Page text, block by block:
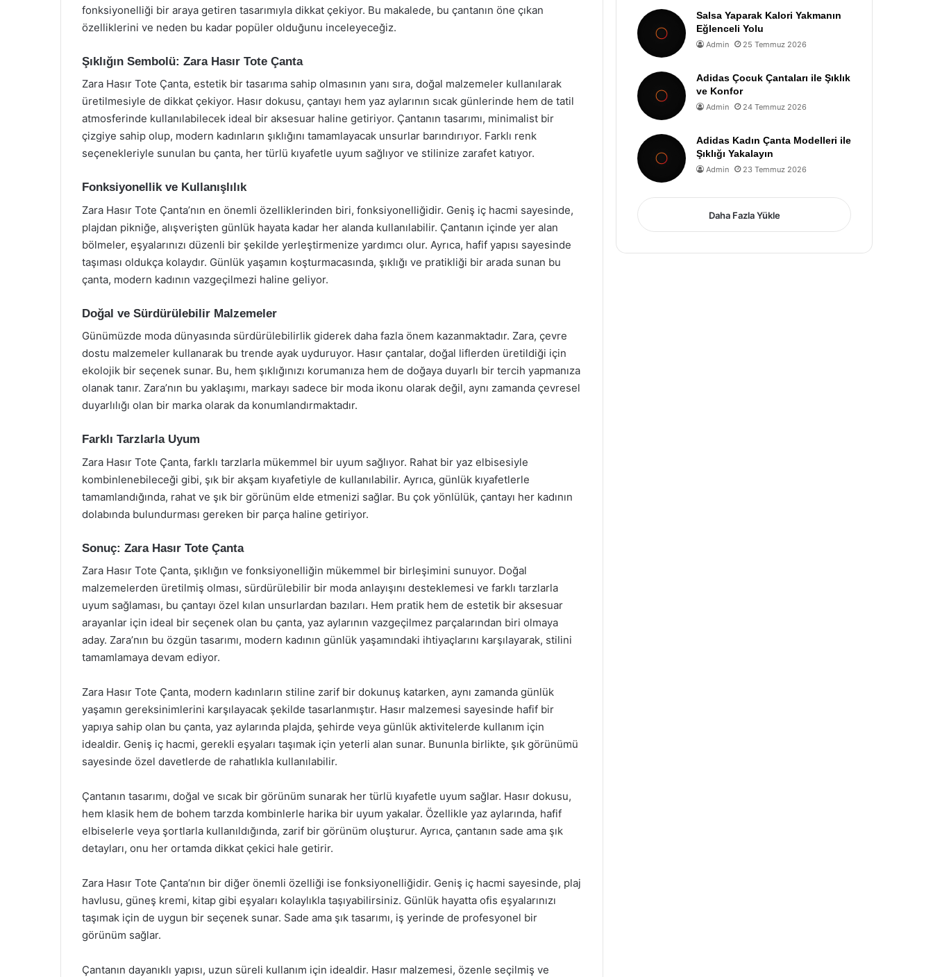
fonksiyonelliği bir araya getiren tasarımıyla dikkat çekiyor. Bu makalede, bu çantanın öne çıkan
özelliklerini ve neden bu kadar popüler olduğunu inceleyeceğiz.
Şıklığın Sembolü: Zara Hasır Tote Çanta
Zara Hasır Tote Çanta, estetik bir tasarıma sahip olmasının yanı sıra, doğal malzemeler kullanılarak
üretilmesiyle de dikkat çekiyor. Hasır dokusu, çantayı hem yaz aylarının sıcak günlerinde hem de tatil
atmosferinde kullanılabilecek ideal bir aksesuar haline getiriyor. Çantanın tasarımı, minimalist bir
çizgiye sahip olup, modern kadınların şıklığını tamamlayacak unsurlar barındırıyor. Farklı renk
seçenekleriyle sunulan bu çanta, her türlü kıyafetle uyum sağlıyor ve stilinize zarafet katıyor.
Fonksiyonellik ve Kullanışlılık
Zara Hasır Tote Çanta’nın en önemli özelliklerinden biri, fonksiyonelliğidir. Geniş iç hacmi sayesinde,
plajdan pikniğe, alışverişten günlük hayata kadar her alanda kullanılabilir. Çantanın içinde yer alan
bölmeler, eşyalarınızı düzenli bir şekilde yerleştirmenize yardımcı olur. Ayrıca, hafif yapısı sayesinde
taşıması oldukça kolaydır. Günlük yaşamın koşturmacasında, şıklığı ve pratikliği bir arada sunan bu
çanta, modern kadının vazgeçilmezi haline geliyor.
Doğal ve Sürdürülebilir Malzemeler
Günümüzde moda dünyasında sürdürülebilirlik giderek daha fazla önem kazanmaktadır. Zara, çevre
dostu malzemeler kullanarak bu trende ayak uyduruyor. Hasır çantalar, doğal liflerden üretildiği için
ekolojik bir seçenek sunar. Bu, hem şıklığınızı korumanıza hem de doğaya duyarlı bir tercih yapmanıza
olanak tanır. Zara’nın bu yaklaşımı, markayı sadece bir moda ikonu olarak değil, aynı zamanda çevresel
duyarlılığı olan bir marka olarak da konumlandırmaktadır.
Farklı Tarzlarla Uyum
Zara Hasır Tote Çanta, farklı tarzlarla mükemmel bir uyum sağlıyor. Rahat bir yaz elbisesiyle
kombinlenebileceği gibi, şık bir akşam kıyafetiyle de kullanılabilir. Ayrıca, günlük kıyafetlerle
tamamlandığında, rahat ve şık bir görünüm elde etmenizi sağlar. Bu çok yönlülük, çantayı her kadının
dolabında bulundurması gereken bir parça haline getiriyor.
Sonuç: Zara Hasır Tote Çanta
Zara Hasır Tote Çanta, şıklığın ve fonksiyonelliğin mükemmel bir birleşimini sunuyor. Doğal
malzemelerden üretilmiş olması, sürdürülebilir bir moda anlayışını desteklemesi ve farklı tarzlarla
uyum sağlaması, bu çantayı özel kılan unsurlardan bazıları. Hem pratik hem de estetik bir aksesuar
arayanlar için ideal bir seçenek olan bu çanta, yaz aylarının vazgeçilmez parçalarından biri olmaya
aday. Zara’nın bu özgün tasarımı, modern kadının günlük yaşamındaki ihtiyaçlarını karşılayarak, stilini
tamamlamaya devam ediyor.
Zara Hasır Tote Çanta, modern kadınların stiline zarif bir dokunuş katarken, aynı zamanda günlük
yaşamın gereksinimlerini karşılayacak şekilde tasarlanmıştır. Hasır malzemesi sayesinde hafif bir
yapıya sahip olan bu çanta, yaz aylarında plajda, şehirde veya günlük aktivitelerde kullanım için
idealdir. Geniş iç hacmi, gerekli eşyaları taşımak için yeterli alan sunar. Bununla birlikte, şık görünümü
sayesinde özel davetlerde de rahatlıkla kullanılabilir.
Çantanın tasarımı, doğal ve sıcak bir görünüm sunarak her türlü kıyafetle uyum sağlar. Hasır dokusu,
hem klasik hem de bohem tarzda kombinlerle harika bir uyum yakalar. Özellikle yaz aylarında, hafif
elbiselerle veya şortlarla kullanıldığında, zarif bir görünüm oluşturur. Ayrıca, çantanın sade ama şık
detayları, onu her ortamda dikkat çekici hale getirir.
Zara Hasır Tote Çanta’nın bir diğer önemli özelliği ise fonksiyonelliğidir. Geniş iç hacmi sayesinde, plaj
havlusu, güneş kremi, kitap gibi eşyaları kolaylıkla taşıyabilirsiniz. Günlük hayatta ofis eşyalarınızı
taşımak için de uygun bir seçenek sunar. Sade ama şık tasarımı, iş yerinde de profesyonel bir
görünüm sağlar.
Çantanın dayanıklı yapısı, uzun süreli kullanım için idealdir. Hasır malzemesi, özenle seçilmiş ve
Salsa Yaparak Kalori Yakmanın
Eğlenceli Yolu
Admin 25 Temmuz 2026
Adidas Çocuk Çantaları ile Şıklık
ve Konfor
Admin 24 Temmuz 2026
Adidas Kadın Çanta Modelleri ile
Şıklığı Yakalayın
Admin 23 Temmuz 2026
Daha Fazla Yükle